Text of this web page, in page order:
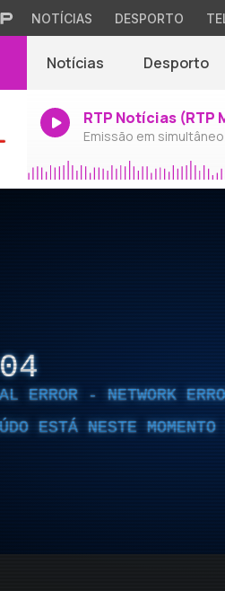
NOTÍCIAS DESPORTO
Notícias Desporto
RTP Notícias (RTP
Emissão em
ERROR - NETWORK
ESTÁ NESTE